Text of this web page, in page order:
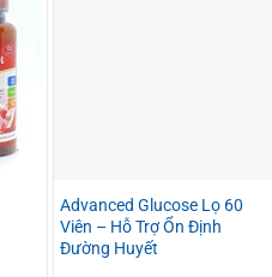
Advanced Glucose Lọ 60
Viên – Hỗ Trợ Ổn Định
Đường Huyết